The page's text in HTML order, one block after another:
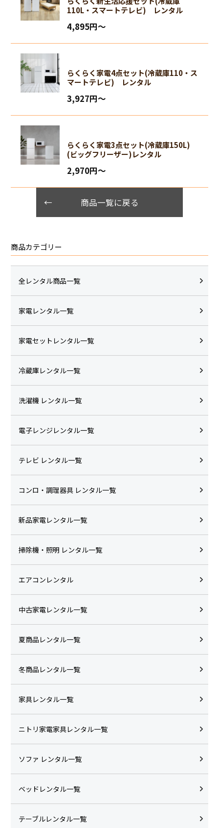
110L・スマートテレビ) レンタル
4,895円〜
らくらく家電4点セット(冷蔵庫110・ス
マートテレビ) レンタル
3,927円〜
らくらく家電3点セット(冷蔵庫150L)
(ビッグフリーザー)レンタル
2,970円〜
商品一覧に戻る
商品カテゴリー
全レンタル商品一覧
家電レンタル一覧
家電セットレンタル一覧
冷蔵庫レンタル一覧
洗濯機 レンタル一覧
電子レンジレンタル一覧
テレビ レンタル一覧
コンロ・調理器具 レンタル一覧
新品家電レンタル一覧
掃除機・照明 レンタル一覧
エアコンレンタル
中古家電レンタル一覧
夏商品レンタル一覧
冬商品レンタル一覧
家具レンタル一覧
ニトリ家電家具レンタル一覧
ソファ レンタル一覧
ベッドレンタル一覧
テーブルレンタル一覧